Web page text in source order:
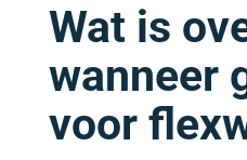
Wat is
wanneer
voor